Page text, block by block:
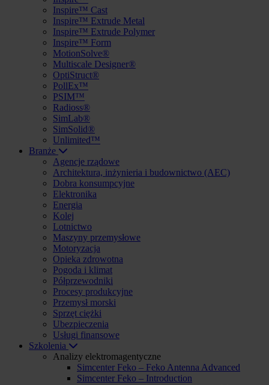
Inspire™ Cast
Inspire™ Extrude Metal
Inspire™ Extrude Polymer
Inspire™ Form
MotionSolve®
Multiscale Designer®
OptiStruct®
PollEx™
PSIM™
Radioss®
SimLab®
SimSolid®
Unlimited™
Branże
Agencje rządowe
Architektura, inżynieria i budownictwo (AEC)
Dobra konsumpcyjne
Elektronika
Energia
Kolej
Lotnictwo
Maszyny przemysłowe
Motoryzacja
Opieka zdrowotna
Pogoda i klimat
Półprzewodniki
Procesy produkcyjne
Przemysł morski
Sprzęt ciężki
Ubezpieczenia
Usługi finansowe
Szkolenia
Analizy elektromagentyczne
Simcenter Feko – Feko Antenna Advanced
Simcenter Feko – Introduction